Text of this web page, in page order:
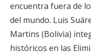
encuentra fuera de
del mundo. Luis
Martins (Bolivia)
históricos en las